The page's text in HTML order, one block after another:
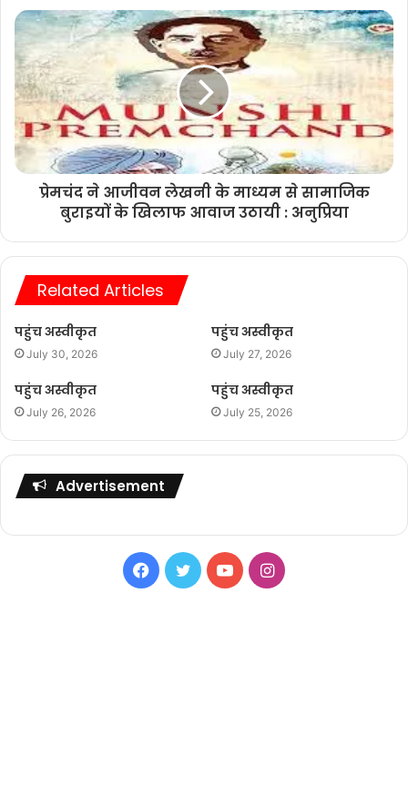
प्रेमचंद ने आजीवन लेखनी के माध्यम से सामाजिक
बुराइयों के खिलाफ आवाज उठायी : अनुप्रिया
Related Articles
पहुंच अस्वीकृत
July 30, 2026
पहुंच अस्वीकृत
July 27, 2026
पहुंच अस्वीकृत
July 26, 2026
पहुंच अस्वीकृत
July 25, 2026
Advertisement
Facebook
TwitterYouTubeInstagram